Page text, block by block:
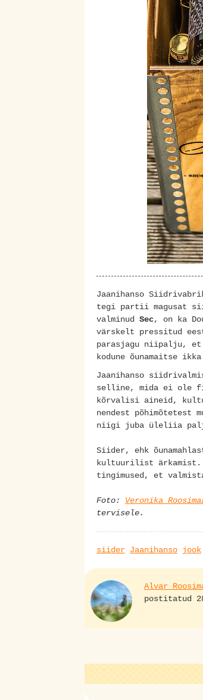
Jaanihanso
tegi partii magusat
valminud Sec, on ka
värskelt pressitud
parasjagu niipalju, et
kodune õunamaitse
Jaanihanso
selline, mida ei ole
kõrvalisi aineid,
nendest
niigi juba üleliia
Siider, ehk
kultuurilist ärkamist.
tingimused, et
Foto: Veronika
tervisele.
siider Jaanihanso jook
Alvar
postitatud